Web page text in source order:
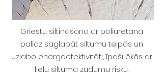
Griestu siltināšana ar poliuretāna
palīdz saglabāt siltumu telpās un
uzlabo energoefektivitāti, īpaši ēkās ar
lielu siltuma zudumu risku.